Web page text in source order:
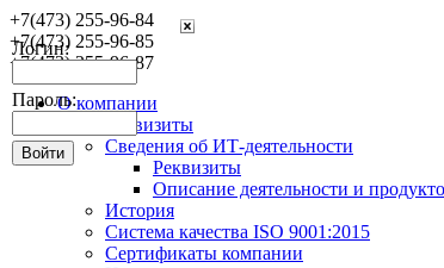
Логин:
Пароль:
+7(473) 255-96-84
+7(473) 255-96-85
+7(473) 255-96-87
О компании
Реквизиты
Сведения об ИТ-деятельности
Реквизиты
Описание деятельности и
История
Система качества ISO 9001:2015
Сертификаты компании